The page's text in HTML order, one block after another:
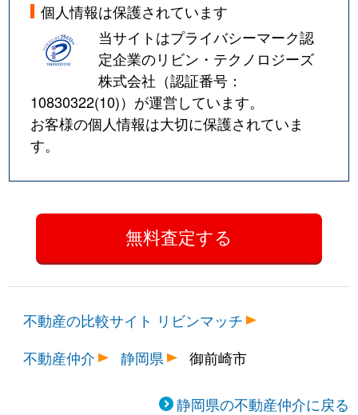
個人情報は保護されています
当サイトはプライバシーマーク認
定企業のリビン・テクノロジーズ
株式会社（認証番号：
10830322(10)）が運営しています。
お客様の個人情報は大切に保護されていま
す。
不動産の比較サイト リビンマッチ
不動産仲介
静岡県 御前崎市
静岡県の不動産仲介に戻る